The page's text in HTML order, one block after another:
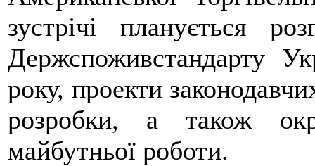
зустрічі планується
Держспоживстандарту
року, проекти
розробки, а також
майбутньої роботи.